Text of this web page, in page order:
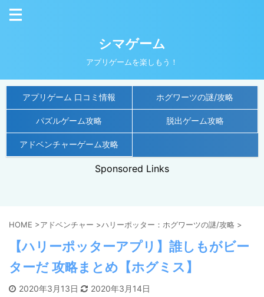
シマゲーム
アプリゲームを楽しもう！
アプリゲーム 口コミ情報 ホグワーツの謎/攻略
パズルゲーム攻略 脱出ゲーム攻略
アドベンチャーゲーム攻略
Sponsored Links
HOME >アドベンチャー >ハリーポッター：ホグワーツの謎/攻略 >
【ハリーポッターアプリ】誰しもがビー
ターだ 攻略まとめ【ホグミス】
2020年3月13日 2020年3月14日